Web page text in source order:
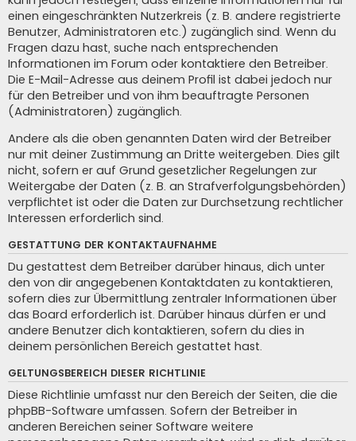
einen eingeschränkten Nutzerkreis (z. B. andere registrierte
Benutzer, Administratoren etc.) zugänglich sind. Wenn du
Fragen dazu hast, suche nach entsprechenden
Informationen im Forum oder kontaktiere den Betreiber.
Die E-Mail-Adresse aus deinem Profil ist dabei jedoch nur
für den Betreiber und von ihm beauftragte Personen
(Administratoren) zugänglich.
Andere als die oben genannten Daten wird der Betreiber
nur mit deiner Zustimmung an Dritte weitergeben. Dies gilt
nicht, sofern er auf Grund gesetzlicher Regelungen zur
Weitergabe der Daten (z. B. an Strafverfolgungsbehörden)
verpflichtet ist oder die Daten zur Durchsetzung rechtlicher
Interessen erforderlich sind.
GESTATTUNG DER KONTAKTAUFNAHME
Du gestattest dem Betreiber darüber hinaus, dich unter
den von dir angegebenen Kontaktdaten zu kontaktieren,
sofern dies zur Übermittlung zentraler Informationen über
das Board erforderlich ist. Darüber hinaus dürfen er und
andere Benutzer dich kontaktieren, sofern du dies in
deinem persönlichen Bereich gestattet hast.
GELTUNGSBEREICH DIESER RICHTLINIE
Diese Richtlinie umfasst nur den Bereich der Seiten, die die
phpBB-Software umfassen. Sofern der Betreiber in
anderen Bereichen seiner Software weitere